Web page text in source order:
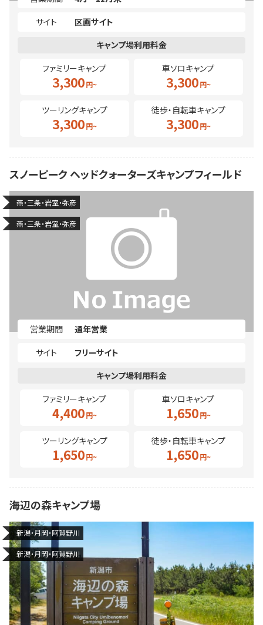
サイト
区画サイト
ファミリーキャンプ
3,300
車ソロキャンプ
3,300
ツーリングキャンプ
3,300
徒歩・自転車キャンプ
3,300
スノーピーク ヘッドクォーターズキャンプフィールド
燕・三条・岩室・弥彦
燕・三条・岩室・弥彦
営業期間
通年営業
サイト
フリーサイト
ファミリーキャンプ
4,400
車ソロキャンプ
1,650
ツーリングキャンプ
1,650
徒歩・自転車キャンプ
1,650
海辺の森キャンプ場
新潟・月岡・阿賀野川
新潟・月岡・阿賀野川